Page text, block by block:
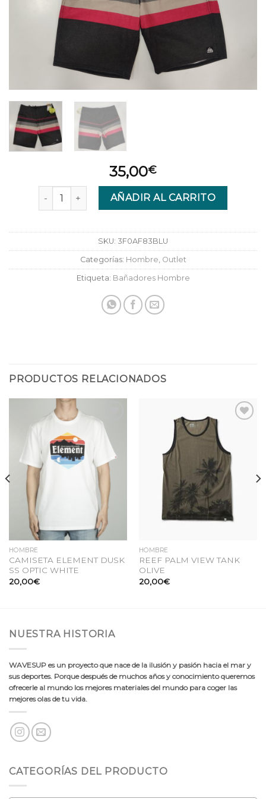
35,00€
Bañador Reef Peeler Black cantidad
AÑADIR AL CARRITO
SKU: 3F0AF83BLU
Categorías: Hombre, Outlet
Etiqueta: Bañadores Hombre
PRODUCTOS RELACIONADOS
Añadir
a la
lista
de
deseos
HOMBRE
CAMISETA ELEMENT DUSK
SS OPTIC WHITE
20,00€
deseos
HOMBRE
REEF PALM VIEW TANK
OLIVE
20,00€
NUESTRA HISTORIA
WAVESUP es un proyecto que nace de la ilusión y pasión hacia el mar y
sus deportes. Porque después de muchos años y conocimiento queremos
ofrecerle al mundo los mejores materiales del mundo para coger las
mejores olas de tu vida.
CATEGORÍAS DEL PRODUCTO